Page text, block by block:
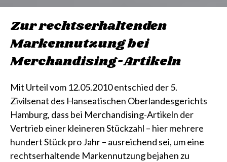
Zur rechtserhaltenden
Markennutzung bei
Merchandising-Artikeln
Mit Urteil vom 12.05.2010 entschied der 5.
Zivilsenat des Hanseatischen Oberlandesgerichts
Hamburg, dass bei Merchandising-Artikeln der
Vertrieb einer kleineren Stückzahl – hier mehrere
hundert Stück pro Jahr – ausreichend sei, um eine
rechtserhaltende Markennutzung bejahen zu